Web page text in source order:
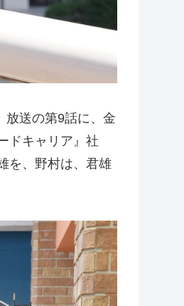
放送の第9話に、金
ドキャリア』社
を、野村は、君雄